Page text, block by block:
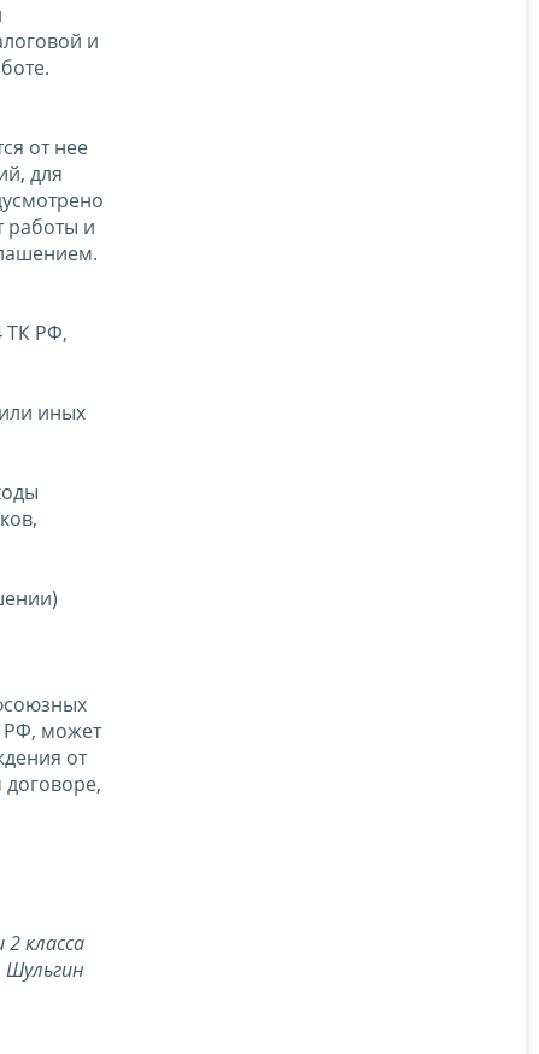
и
от нее
для
работы и
ТК РФ,
иных
РФ, может
от
2 класса
Шульгин